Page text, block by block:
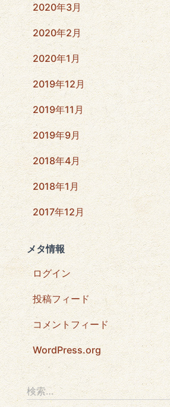
2020年3月
2020年2月
2020年1月
2019年12月
2019年11月
2019年9月
2018年4月
2018年1月
2017年12月
メタ情報
ログイン
投稿フィード
コメントフィード
WordPress.org
検
索
検索…